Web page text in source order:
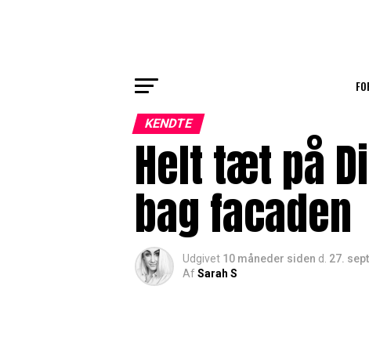
KENDTE
Helt tæt på
bag facaden
Udgivet 10 måneder siden d. 27.
AfSarah S